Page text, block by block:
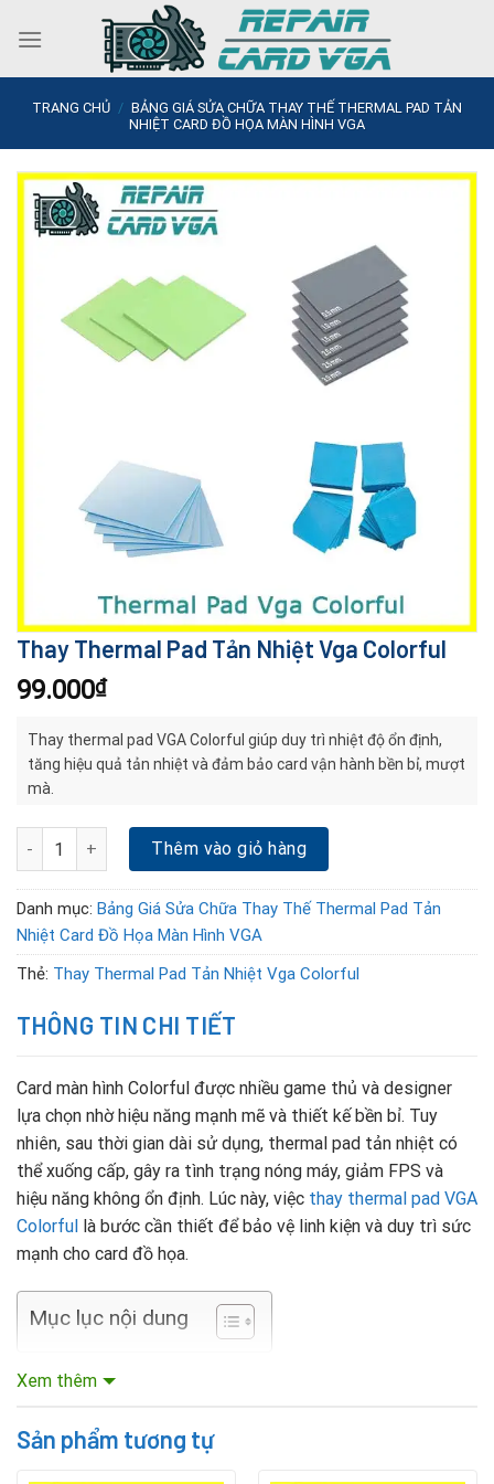
TRANG CHỦ / BẢNG GIÁ SỬA CHỮA THAY THẾ THERMAL PAD TẢN
NHIỆT CARD ĐỒ HỌA MÀN HÌNH VGA
Thay Thermal Pad Tản Nhiệt Vga Colorful
99.000₫
Thay thermal pad VGA Colorful giúp duy trì nhiệt độ ổn định,
tăng hiệu quả tản nhiệt và đảm bảo card vận hành bền bỉ, mượt
mà.
Thay Thermal Pad Tản Nhiệt Vga Colorful số lượng
Thêm vào giỏ hàng
Danh mục: Bảng Giá Sửa Chữa Thay Thế Thermal Pad Tản
Nhiệt Card Đồ Họa Màn Hình VGA
Thẻ: Thay Thermal Pad Tản Nhiệt Vga Colorful
THÔNG TIN CHI TIẾT
Card màn hình Colorful được nhiều game thủ và designer
lựa chọn nhờ hiệu năng mạnh mẽ và thiết kế bền bỉ. Tuy
nhiên, sau thời gian dài sử dụng, thermal pad tản nhiệt có
thể xuống cấp, gây ra tình trạng nóng máy, giảm FPS và
hiệu năng không ổn định. Lúc này, việc thay thermal pad VGA
Colorful là bước cần thiết để bảo vệ linh kiện và duy trì sức
mạnh cho card đồ họa.
Mục lục nội dung
Khi nào cần thay thermal pad VGA Colorful?
nhiệt GPU.
Xem thêm
Sản phẩm tương tự